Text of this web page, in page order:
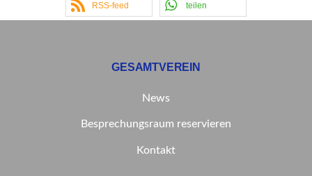
RSS-feed teilen
GESAMTVEREIN
News
Besprechungsraum reservieren
Kontakt